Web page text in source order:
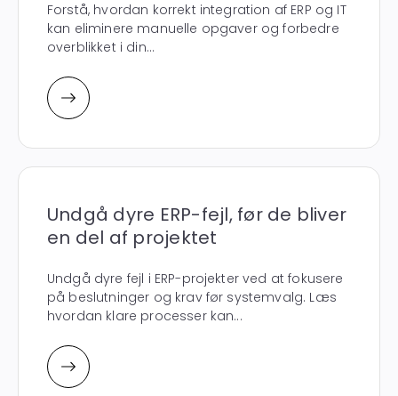
Forstå, hvordan korrekt integration af ERP og IT
kan eliminere manuelle opgaver og forbedre
overblikket i din...
Undgå dyre ERP-fejl, før de bliver
en del af projektet
Undgå dyre fejl i ERP-projekter ved at fokusere
på beslutninger og krav før systemvalg. Læs
hvordan klare processer kan...